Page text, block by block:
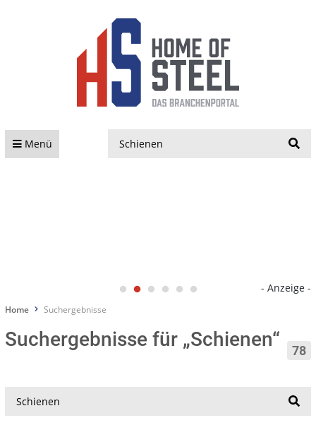
Menü
- Anzeige -
Home Suchergebnisse
Suchergebnisse für „Schienen“ 78